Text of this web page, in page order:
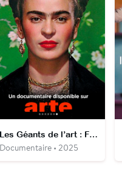
Les Géants de l’art : Frida Kahlo
• 2025